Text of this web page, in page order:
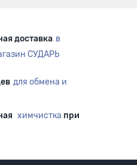
доставка в
СУДАРЬ
для обмена и
химчистка при